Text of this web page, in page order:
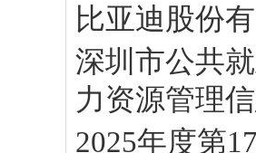
比亚迪股份
深圳市公共
力资源管理
2025年度第